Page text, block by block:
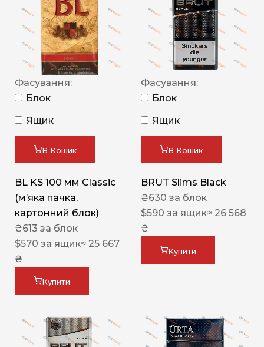
Фасування:
Блок
Ящик
В Кошик
BL KS 100 мм Classic
(м’яка пачка,
картонний блок)
₴613 за блок
$570 за ящик≈ 25 667
₴
Купити
Фасування:
Блок
Ящик
В Кошик
BRUT Slims Black
₴630 за блок
$590 за ящик≈ 26 568
₴
Купити